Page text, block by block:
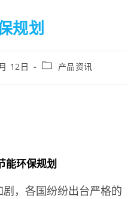
规划
12日 产品资讯
能环保规划
，各国纷纷出台严格的